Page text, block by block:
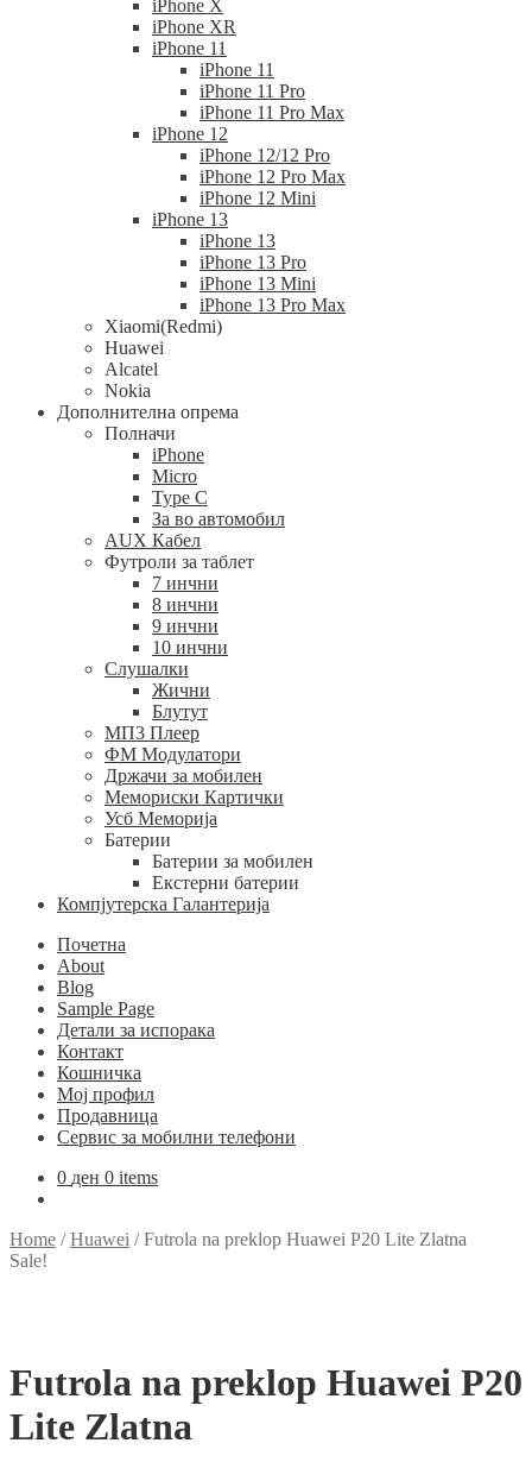
iPhone X
iPhone XR
iPhone 11
iPhone 11
iPhone 11 Pro
iPhone 11 Pro Max
iPhone 12
iPhone 12/12 Pro
iPhone 12 Pro Max
iPhone 12 Mini
iPhone 13
iPhone 13
iPhone 13 Pro
iPhone 13 Mini
iPhone 13 Pro Max
Xiaomi(Redmi)
Huawei
Alcatel
Nokia
Дополнителна опрема
Полначи
iPhone
Micro
Type C
За во автомобил
AUX Кабел
Футроли за таблет
7 инчни
8 инчни
9 инчни
10 инчни
Слушалки
Жични
Блутут
МП3 Плеер
ФМ Модулатори
Држачи за мобилен
Мемориски Картички
Усб Меморија
Батерии
Батерии за мобилен
Екстерни батерии
Компјутерска Галантерија
Почетна
About
Blog
Sample Page
Детали за испорака
Контакт
Кошничка
Мој профил
Продавница
Сервис за мобилни телефони
0 ден 0 items
Home /Huawei /Futrola na preklop Huawei P20 Lite Zlatna
Sale!
Futrola na preklop Huawei P20
Lite Zlatna